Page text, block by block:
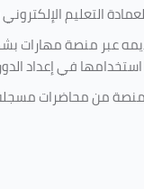
التعليم
عبر منصة
استخدامها في إعداد
من محاضرات